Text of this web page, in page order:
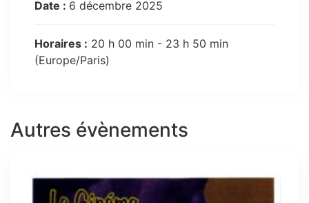
Date : 6 décembre 2025
Horaires : 20 h 00 min - 23 h 50 min
(Europe/Paris)
Autres évènements